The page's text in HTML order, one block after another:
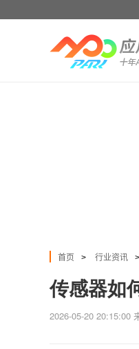
首页 > 行业资讯 >
传感器如
2026-05-20 20:15:00